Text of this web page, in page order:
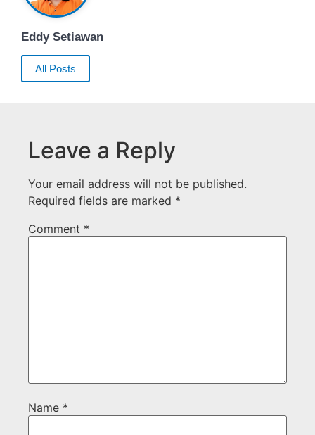
Eddy Setiawan
All Posts
Leave a Reply
Your email address will not be published.
Required fields are marked *
Comment *
Name *